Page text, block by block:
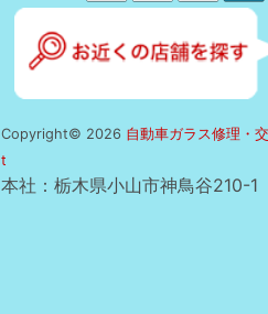
Copyright© 2026 自動車ガラス修理・
t
本社：栃木県小山市神鳥谷